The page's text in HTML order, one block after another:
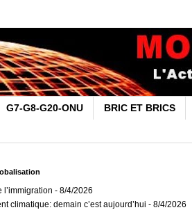
G7-G8-G20-ONU BRIC ET BRICS
l’immigration - 8/4/2026
climatique: demain c’est aujourd’hui - 8/4/2026